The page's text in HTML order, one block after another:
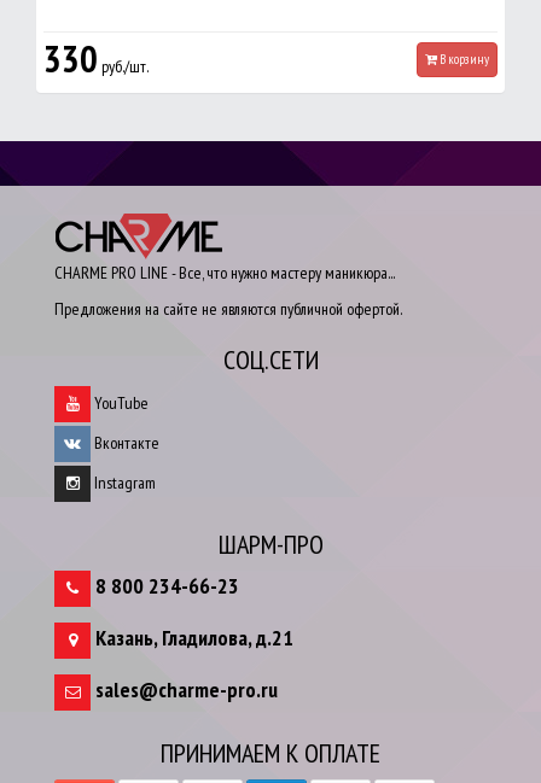
330 руб./шт. В корзину
CHARME PRO LINE - Все, что нужно мастеру маникюра...
Предложения на сайте не являются публичной офертой.
СОЦ.СЕТИ
YouTube
Вконтакте
Instagram
ШАРМ-ПРО
8 800 234-66-23
Казань,Гладилова, д.21
sales@charme-pro.ru
ПРИНИМАЕМ К ОПЛАТЕ